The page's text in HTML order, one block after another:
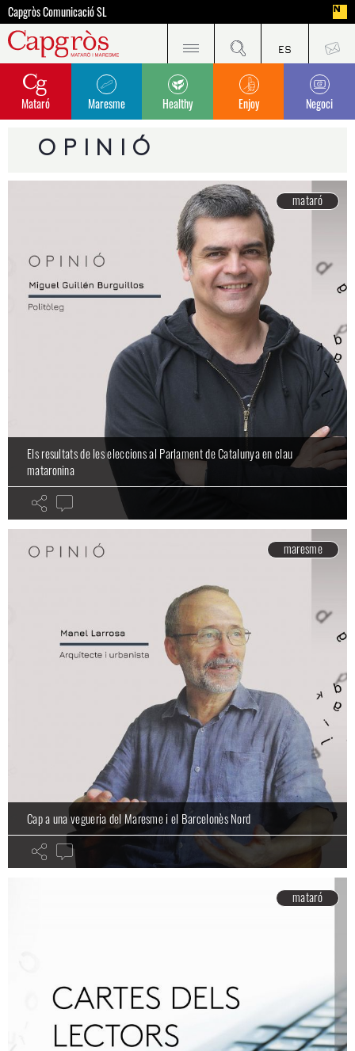
Capgròs Comunicació SL
Mataró Maresme Healthy Enjoy Negoci
OPINIÓ
mataró
Els resultats de les eleccions al Parlament de Catalunya en clau
mataronina
maresme
Cap a una vegueria del Maresme i el Barcelonès Nord
mataró